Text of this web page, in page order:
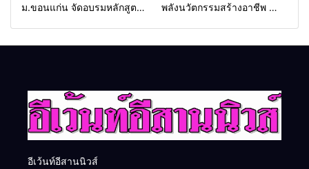
ม.ขอนแก่น จัดอบรมหลักสูตร
พลังนวัตกรรมสร้างอาชีพ นำ
อีเว้นท์อีสานนิวส์